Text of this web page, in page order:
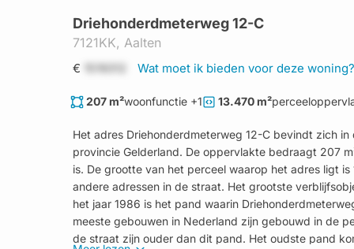
Driehonderdmeterweg 12-C
7121KK, Aalten
€ 1519312 Wat moet ik bieden voor deze woning?
207 m²woonfunctie +1 13.470 m²
Het adres Driehonderdmeterweg 12-C bevindt zich
provincie Gelderland. De oppervlakte bedraagt 207
is. De grootte van het perceel waarop het adres ligt
andere adressen in de straat. Het grootste
het jaar 1986 is het pand waarin
meeste gebouwen in Nederland zijn gebouwd in de
de straat zijn ouder dan dit pand. Het oudste pand